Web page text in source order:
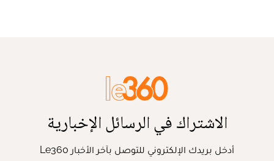
الاشتراك في الرسائل الإخبارية
أدخل بريدك الإلكتروني للتوصل بآخر الأخبار Le360